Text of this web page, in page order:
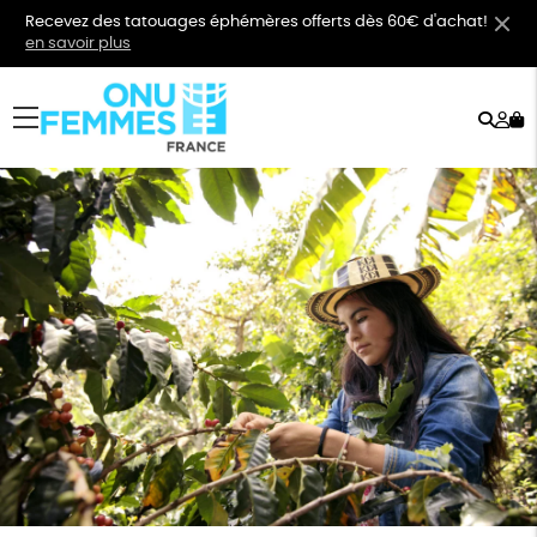
Recevez des tatouages éphémères offerts dès 60€ d'achat!
en savoir plus
menu